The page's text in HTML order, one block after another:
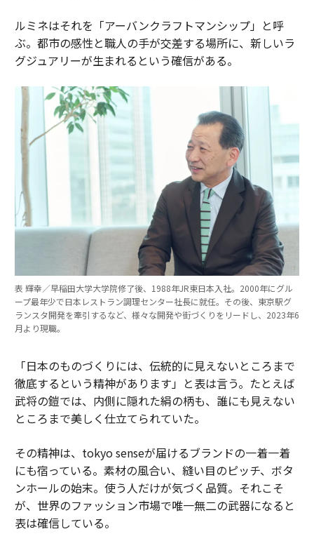
ルミネはそれを「アーバンクラフトマンシップ」と呼
ぶ。都市の感性と職人の手が交差する場所に、新しいラ
グジュアリーが生まれるという確信がある。
表 輝幸／早稲田大学大学院修了後、1988年JR東日本入社。2000年にグル
ープ最年少で日本レストラン調理センター社長に就任。その後、東京駅グ
ランスタ開発を牽引するなど、様々な開発や街づくりをリードし、2023年6
月より現職。
「日本のものづくりには、伝統的に見えないところまで
徹底するという精神があります」と表は言う。たとえば
武将の鎧では、内側に隠れた絹の柄も、誰にも見えない
ところまで美しく仕立てられていた。
その精神は、tokyo senseが届けるブランドの一着一着
にも宿っている。素材の風合い、縫い目のピッチ、ボタ
ンホールの始末。使う人だけが気づく品質。それこそ
が、世界のファッション市場で唯一無二の武器になると
表は確信している。